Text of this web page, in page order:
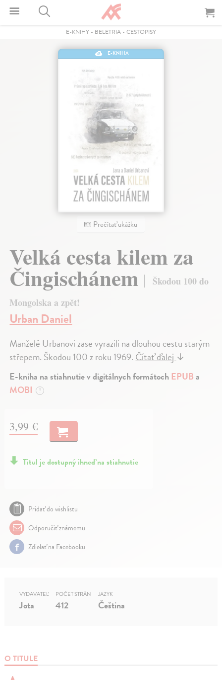
E-KNIHY - BELETRIA - CESTOPISY
E-KNIHA
Prečítať ukážku
Velká cesta kilem za
Čingischánem
Škodou 100 do
Mongolska a zpět!
Urban Daniel
Manželé Urbanovi zase vyrazili na dlouhou cestu starým
střepem. Škodou 100 z roku 1969.Čítať ďalej↓
E-kniha na stiahnutie v digitálnych formátochEPUBa
MOBI
?
3,99 €
Titul je dostupný ihneď na stiahnutie
Pridať do wishlistu
Odporučiť známemu
Zdielať na Facebooku
O TITULE
VYDAVATEĽ
Jota
POČET STRÁN
412
JAZYK
Čeština